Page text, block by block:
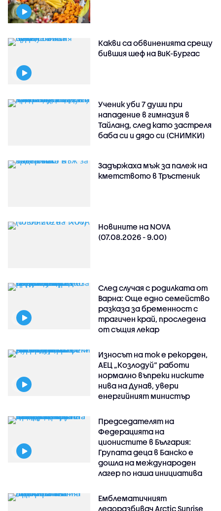
Какви са обвиненията срещу
бившия шеф на ВиК-Бургас
Ученик уби 7 души при
нападение в гимназия в
Тайланд, след като застреля
баба си и дядо си (СНИМКИ)
Задържаха мъж за палеж на
кметството в Тръстеник
Новините на NOVA
(07.08.2026 - 9.00)
След случая с родилката от
Варна: Още едно семейство
разказа за бременност с
трагичен край, проследена
от същия лекар
Износът на ток е рекорден,
АЕЦ „Козлодуй“ работи
нормално въпреки ниските
нива на Дунав, увери
енергийният министър
Председателят на
Федерацията на
ционистите в България:
Групата деца в Банско е
дошла на международен
лагер по наша инициатива
Емблематичният
ледоразбивач Arctic Sunrise